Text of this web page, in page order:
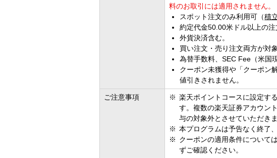
料のお取引には適用されません。
スポット注文のみ利用可（積
約定代金50.00米ドル以上の注
外貨決済含む。
買い注文・売り注文両方が対象
為替手数料、SEC Fee（米国
クーポン未獲得や「クーポン
値引きされません。
ご注意事項
楽天ポイントコースに設定す
す。複数の楽天証券アカウン
与の対象外とさせていただきま
本プログラムは予告なく終了
クーポンの適用条件について
ずご確認ください。